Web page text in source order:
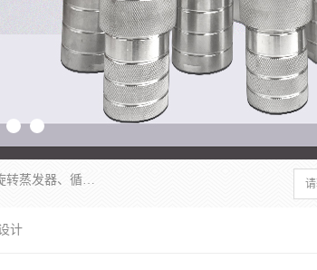
郑州杜甫仪器厂主营：低温冷却液循环泵、加热模块、水热合成反应釜、水油浴锅、旋转蒸发器、循环水真空泵等产品。郑州杜甫仪器厂在众多的教学仪器行业中依靠科技力量扬长避短、迅速发展，成为国家教委*生产教学仪器的厂家，产品具有国内良好水平，主导产品通过ISO9002质量认证。
计